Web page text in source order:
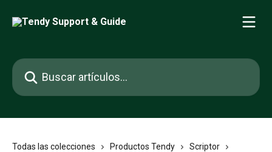
Buscar artículos...
Todas las colecciones Productos Tendy
Scriptor